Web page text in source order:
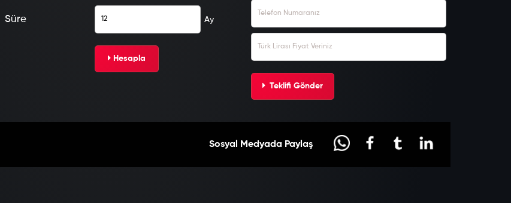
Süre Ay
Hesapla
Teklifi Gönder
Sosyal Medyada Paylaş